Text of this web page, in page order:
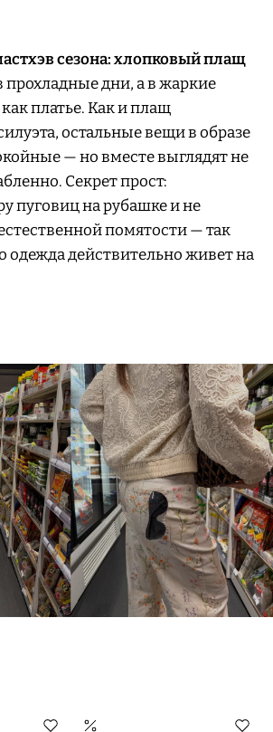
сезона: хлопковый плащ
дни, а в жаркие
платье. Как и плащ
остальные вещи в образе
— но вместе выглядят не
Секрет прост:
пуговиц на рубашке и не
помятости — так
одежда действительно живет на